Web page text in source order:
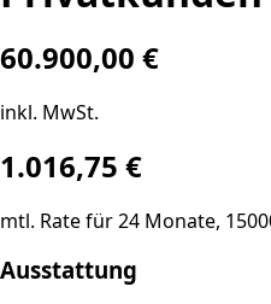
60.900,00 €
inkl. MwSt.
1.016,75 €
mtl. Rate für24 Monate,
Ausstattung